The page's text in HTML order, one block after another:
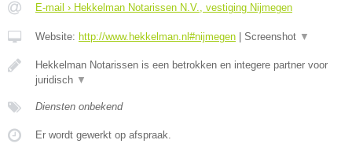
E-mail › Hekkelman Notarissen N.V., vestiging Nijmegen
Website: http://www.hekkelman.nl#nijmegen | Screenshot ▼
Hekkelman Notarissen is een betrokken en integere partner voor
juridisch ▼
Diensten onbekend
Er wordt gewerkt op afspraak.